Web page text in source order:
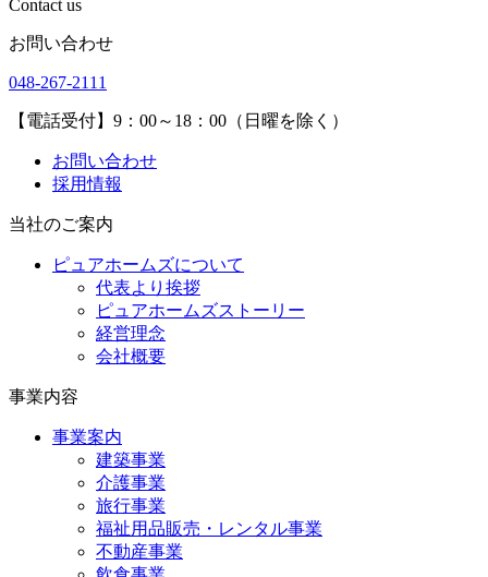
Contact us
お問い合わせ
048-267-2111
【電話受付】9：00～18：00（日曜を除く）
お問い合わせ
採用情報
当社のご案内
ピュアホームズについて
代表より挨拶
ピュアホームズストーリー
経営理念
会社概要
事業内容
事業案内
建築事業
介護事業
旅行事業
福祉用品販売・レンタル事業
不動産事業